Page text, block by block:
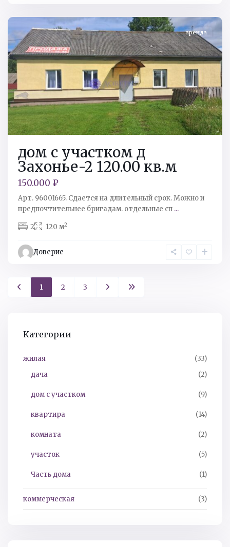
аренда
дом с участком д
Захонье-2 120.00 кв.м
150.000 ₽
Арт. 96001665. Сдается на длительный срок. Можно и
предпочтительнее бригадам. отдельные сп ...
2 120 м2
Доверие
1 2 3
Категории
жилая
(33)
дача
(2)
дом с участком (9)
квартира (14)
комната (2)
участок (5)
Часть дома (1)
коммерческая (3)